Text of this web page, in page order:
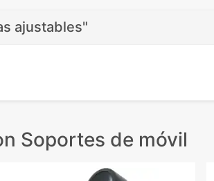
ajustables"
Soportes de móvil